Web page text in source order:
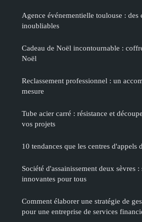
Agence événementielle toulouse : des
inoubliables
Cadeau de Noël incontournable :
Noël
Reclassement professionnel : un
mesure
Tube acier carré : résistance et
vos projets
10 tendances que les centres d'appels
Société d'assainissement deux sèvres
innovantes pour tous
Comment élaborer une stratégie de
pour une entreprise de services